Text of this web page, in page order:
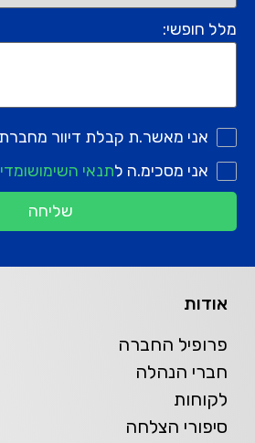
מלל חופשי:
אני מאשר.ת קבלת דיוור
אני מסכימ.ה לתנאי השימוש
שליחה
אודות
פרופיל החברה
חברי הנהלה
לקוחות
סיפורי הצלחה